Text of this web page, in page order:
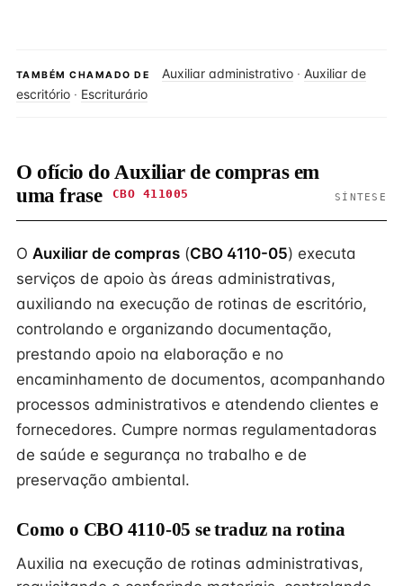
TAMBÉM CHAMADO DE Auxiliar administrativo · Auxiliar de
escritório · Escriturário
O ofício do Auxiliar de compras em
uma frase
CBO 411005 SÍNTESE
O Auxiliar de compras (CBO 4110-05) executa
serviços de apoio às áreas administrativas,
auxiliando na execução de rotinas de escritório,
controlando e organizando documentação,
prestando apoio na elaboração e no
encaminhamento de documentos, acompanhando
processos administrativos e atendendo clientes e
fornecedores. Cumpre normas regulamentadoras
de saúde e segurança no trabalho e de
preservação ambiental.
Como o CBO 4110-05 se traduz na rotina
Auxilia na execução de rotinas administrativas,